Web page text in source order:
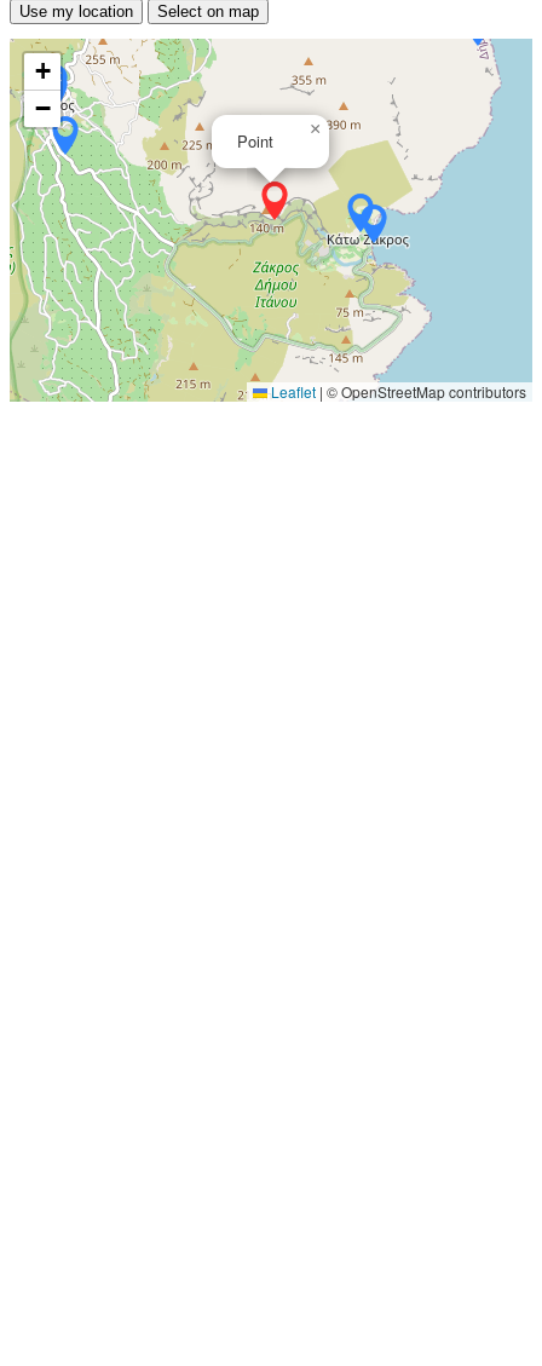
Use my location Select on map
Point
×
+
−
Leaflet | © OpenStreetMap contributors